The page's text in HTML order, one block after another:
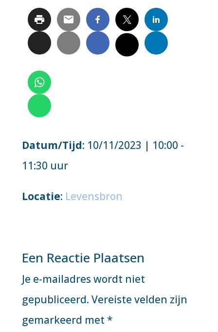
Datum/Tijd: 10/11/2023 | 10:00 -
11:30 uur
Locatie: Levensbron
Een Reactie Plaatsen
Je e-mailadres wordt niet
gepubliceerd. Vereiste velden zijn
gemarkeerd met *